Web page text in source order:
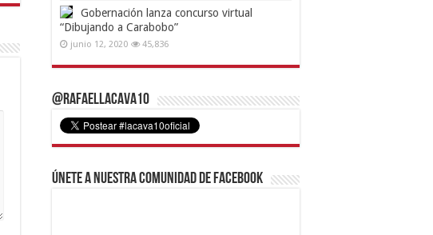
Gobernación lanza concurso virtual
“Dibujando a Carabobo”
junio 12, 2020 45,836
@RafaelLacava10
Únete a nuestra comunidad de Facebook